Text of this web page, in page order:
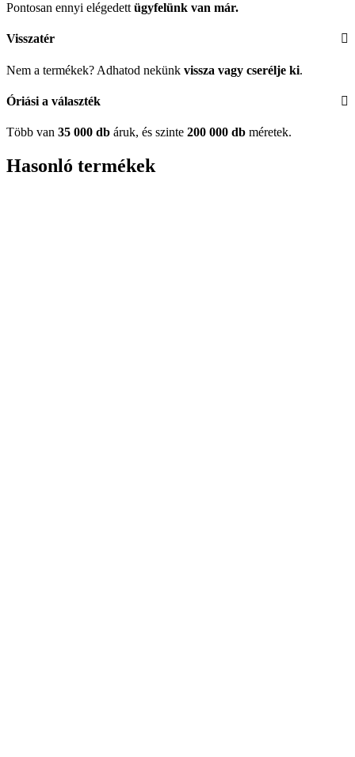
Pontosan ennyi elégedett ügyfelünk van már.
Visszatér
Nem a termékek? Adhatod nekünk vissza vagy cserélje ki.
Óriási a választék
Több van 35 000 db áruk, és szinte 200 000 db méretek.
Hasonló termékek